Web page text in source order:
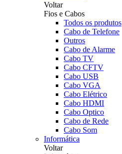
Voltar
Fios e Cabos
Todos os produtos
Cabo de Telefone
Outros
Cabo de Alarme
Cabo TV
Cabo CFTV
Cabo USB
Cabo VGA
Cabo Elétrico
Cabo HDMI
Cabo Optico
Cabo de Rede
Cabo Som
Informática
Voltar